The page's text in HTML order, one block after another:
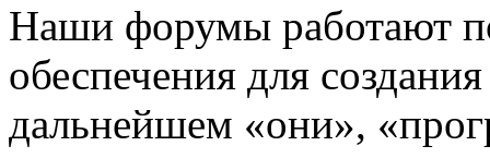
Наши форумы работают
обеспечения для
дальнейшем «они»,